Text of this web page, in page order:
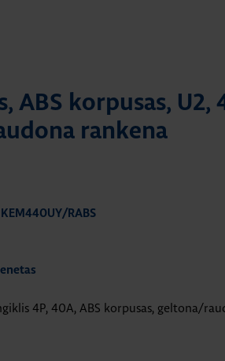
ABS korpusas, U2,
rankena
RABS
4P, 40A, ABS korpusas, geltona/